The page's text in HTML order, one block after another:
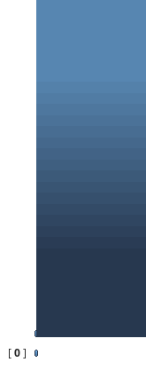
[0]